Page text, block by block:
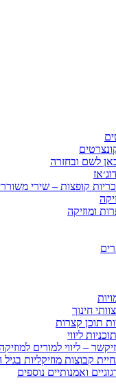
לשם ובחזרה
קופצות – שירי
ומוזיקה
חינוך
תוכן קצרות
ליווי
– ליווי למורים למוזיקה
קבוצות מוזיקליות בגיל
ואמנותיים נוספים